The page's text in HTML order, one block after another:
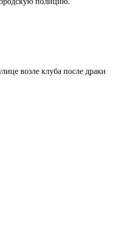
возле клуба после драки